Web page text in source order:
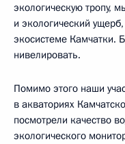
экологическую тропу,
и экологический
экосистеме Камчатки.
нивелировать.
Помимо этого наши
в акваториях
посмотрели качество
экологического